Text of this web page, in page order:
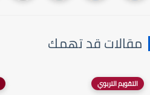
مقالات قد تهمك
التقويم التربوي